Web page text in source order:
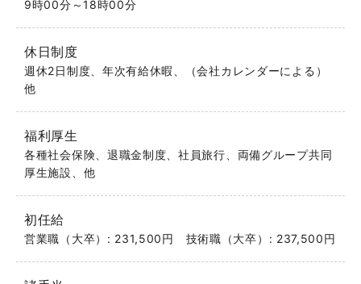
9時00分～18時00分
休日制度
週休2日制度、年次有給休暇、（会社カレンダーによる）
他
福利厚生
各種社会保険、退職金制度、社員旅行、両備グループ共同
厚生施設、他
初任給
営業職（大卒）: 231,500円 技術職（大卒）: 237,500円